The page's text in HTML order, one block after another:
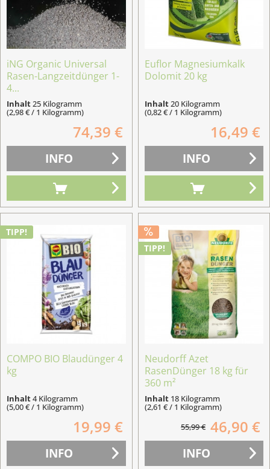
iNG Organic Universal
Rasen-Langzeitdünger 1-
4...
Inhalt 25 Kilogramm
(2,98 € / 1 Kilogramm)
74,39 €
INFO
Euflor Magnesiumkalk
Dolomit 20 kg
Inhalt 20 Kilogramm
(0,82 € / 1 Kilogramm)
16,49 €
INFO
TIPP!
COMPO BIO Blaudünger 4
kg
Inhalt4 Kilogramm
(5,00 € / 1 Kilogramm)
19,99 €
INFO
TIPP!
Neudorff Azet
RasenDünger 18 kg für
360 m²
Inhalt 18 Kilogramm
(2,61 € / 1 Kilogramm)
55,99 € 46,90 €
INFO